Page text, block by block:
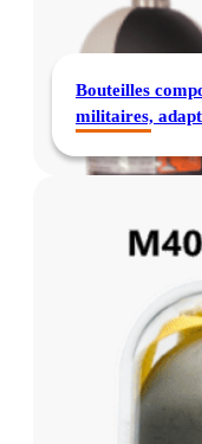
Bouteilles
militaires,